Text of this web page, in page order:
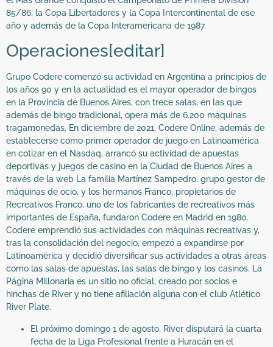
85/86, la Copa Libertadores y la Copa Intercontinental de ese
año y además de la Copa Interamericana de 1987.
Operaciones[editar]
Grupo Codere comenzó su actividad en Argentina a principios de
los años 90 y en la actualidad es el mayor operador de bingos
en la Provincia de Buenos Aires, con trece salas, en las que
además de bingo tradicional, opera más de 6.200 máquinas
tragamonedas. En diciembre de 2021, Codere Online, además de
establecerse como primer operador de juego en Latinoamérica
en cotizar en el Nasdaq, arrancó su actividad de apuestas
deportivas y juegos de casino en la Ciudad de Buenos Aires a
través de la web La familia Martínez Sampedro, grupo gestor de
máquinas de ocio, y los hermanos Franco, propietarios de
Recreativos Franco, uno de los fabricantes de recreativos más
importantes de España, fundaron Codere en Madrid en 1980.
Codere emprendió sus actividades con máquinas recreativas y,
tras la consolidación del negocio, empezó a expandirse por
Latinoamérica y decidió diversificar sus actividades a otras áreas
como las salas de apuestas, las salas de bingo y los casinos. La
Página Millonaria es un sitio no oficial, creado por socios e
hinchas de River y no tiene afiliación alguna con el club Atlético
River Plate.
El próximo domingo 1 de agosto, River disputará la cuarta
fecha de la Liga Profesional frente a Huracán en el